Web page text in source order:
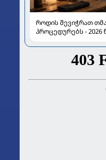
როდის შევიჭრათ
პროცედურებს - 2026